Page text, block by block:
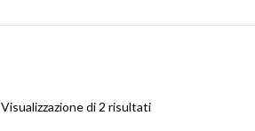
Visualizzazione di 2 risultati